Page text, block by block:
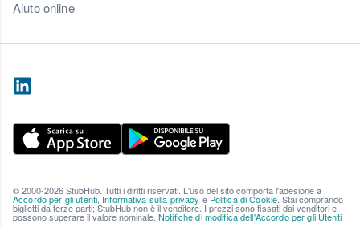
Aiuto online
© 2000-2026 StubHub. Tutti i diritti riservati. L'uso del sito comporta l'adesione a
Accordo per gli utenti, Informativa sulla privacy e Politica di Cookie. Stai comprando
biglietti da terze parti; StubHub non è il venditore. I prezzi sono fissati dai venditori e
possono superare il valore nominale. Notifiche di modifica dell'Accordo per gli Utenti